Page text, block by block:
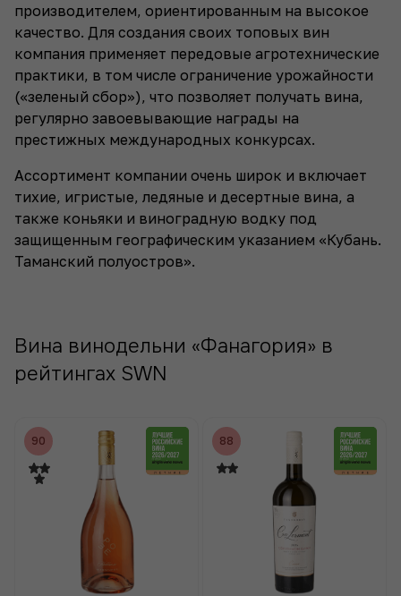
производителем, ориентированным на высокое
качество. Для создания своих топовых вин
компания применяет передовые агротехнические
практики, в том числе ограничение урожайности
(«зеленый сбор»), что позволяет получать вина,
регулярно завоевывающие награды на
престижных международных конкурсах.
Ассортимент компании очень широк и включает
тихие, игристые, ледяные и десертные вина, а
также коньяки и виноградную водку под
защищенным географическим указанием «Кубань.
Таманский полуостров».
Вина винодельни «Фанагория» в
рейтингах SWN
90 88